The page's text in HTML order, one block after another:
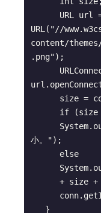
URL("//
content/
.png");
小。");